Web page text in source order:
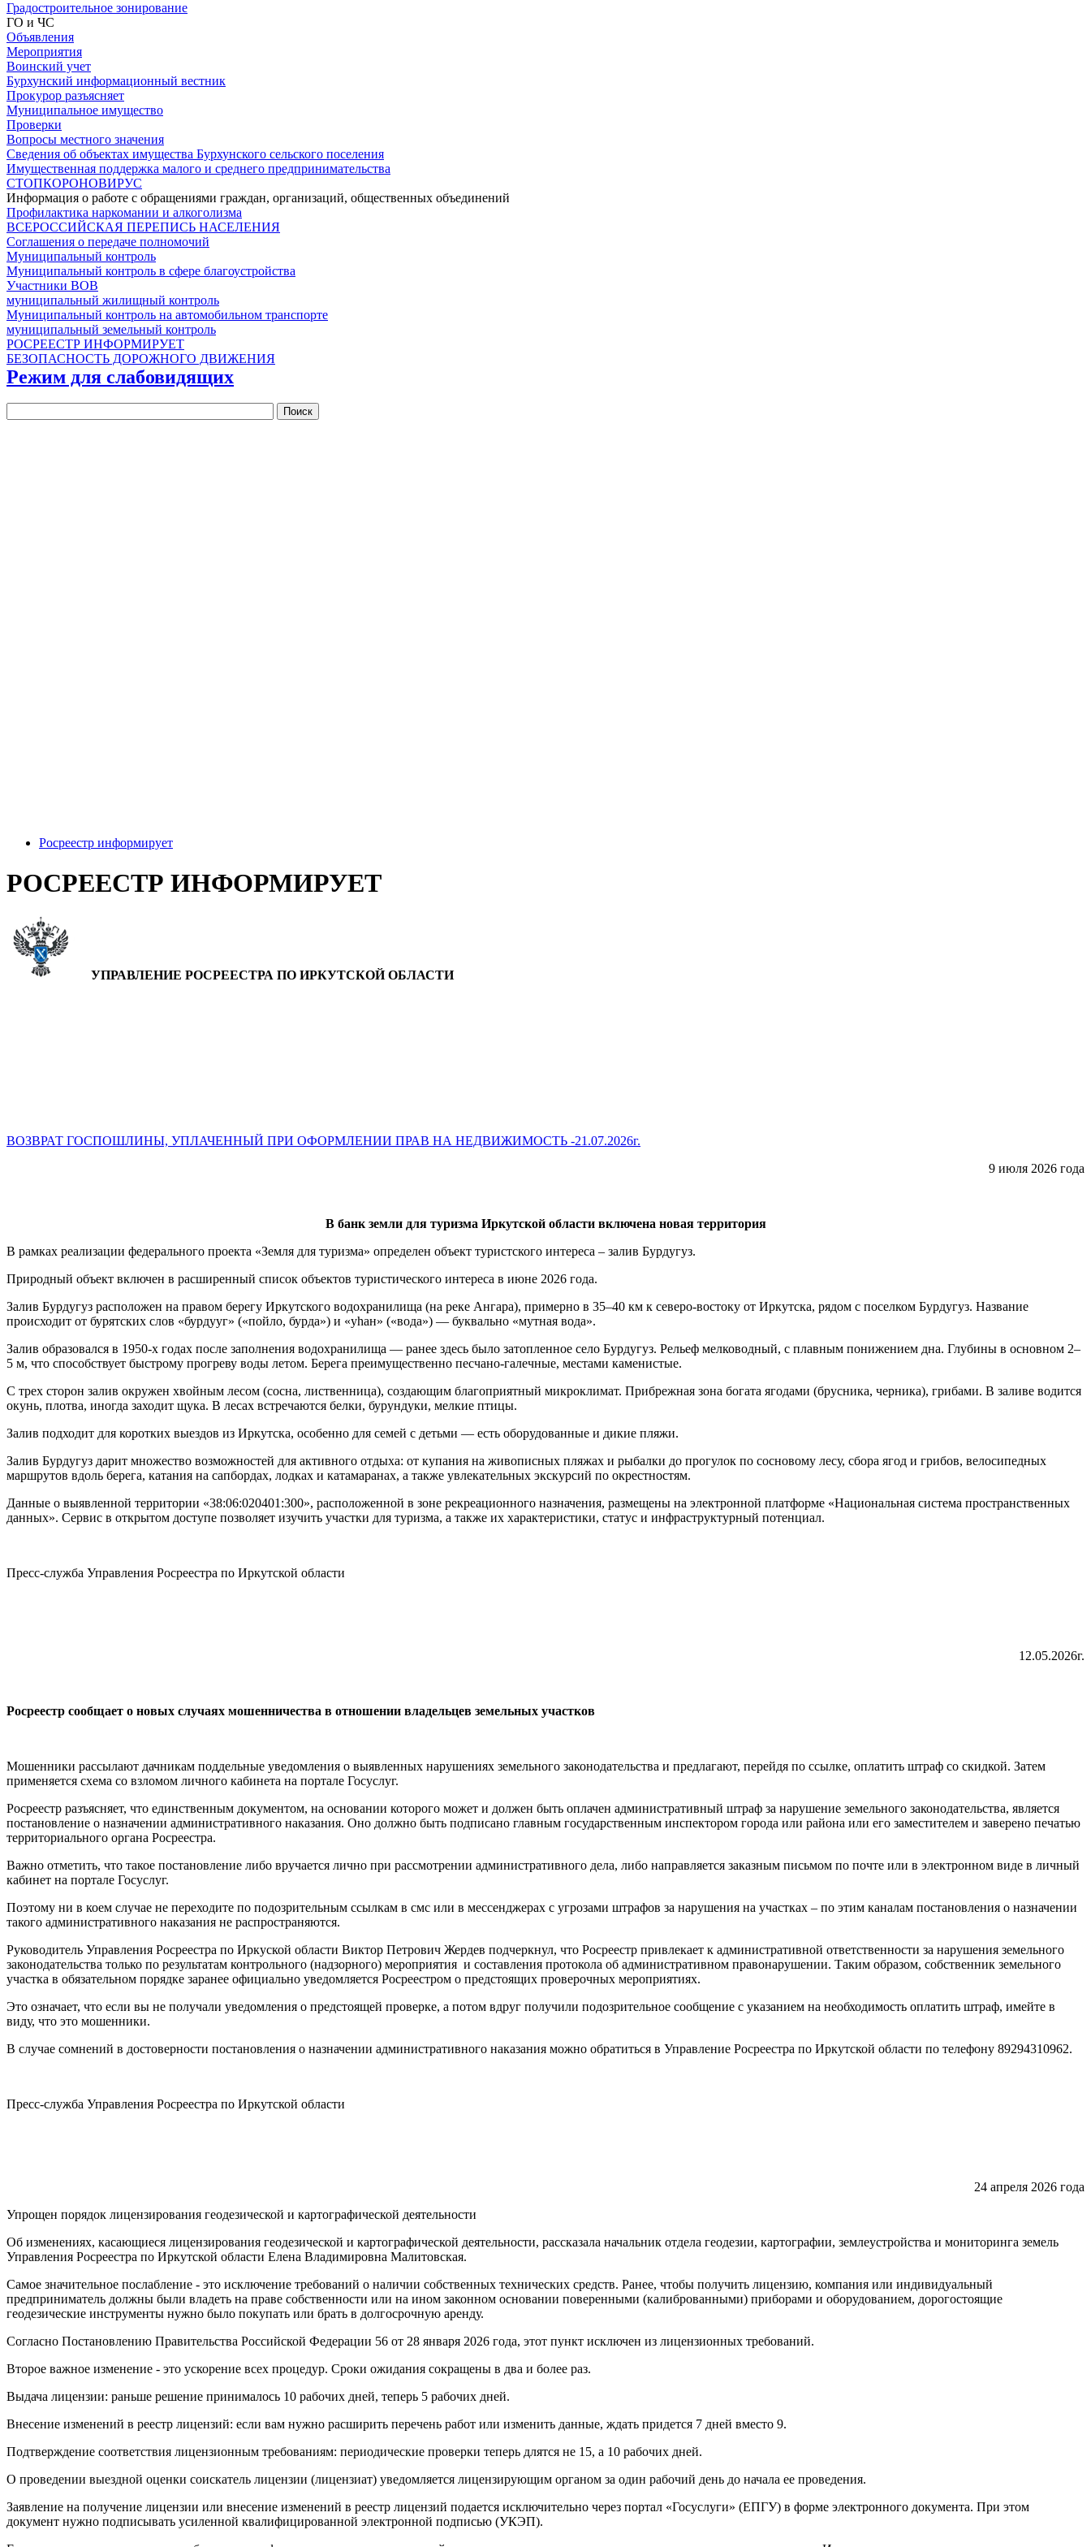
Градостроительное зонирование
ГО и ЧС
Объявления
Мероприятия
Воинский учет
Бурхунский информационный вестник
Прокурор разъясняет
Муниципальное имущество
Проверки
Вопросы местного значения
Сведения об объектах имущества Бурхунского сельского поселения
Имущественная поддержка малого и среднего предпринимательства
СТОПКОРОНОВИРУС
Информация о работе с обращениями граждан, организаций, общественных объединений
Профилактика наркомании и алкоголизма
ВСЕРОССИЙСКАЯ ПЕРЕПИСЬ НАСЕЛЕНИЯ
Соглашения о передаче полномочий
Муниципальный контроль
Муниципальный контроль в сфере благоустройства
Участники ВОВ
муниципальный жилищный контроль
Муниципальный контроль на автомобильном транспорте
муниципальный земельный контроль
РОСРЕЕСТР ИНФОРМИРУЕТ
БЕЗОПАСНОСТЬ ДОРОЖНОГО ДВИЖЕНИЯ
Режим для слабовидящих
Росреестр информирует
РОСРЕЕСТР ИНФОРМИРУЕТ
УПРАВЛЕНИЕ РОСРЕЕСТРА ПО ИРКУТСКОЙ ОБЛАСТИ
ВОЗВРАТ ГОСПОШЛИНЫ, УПЛАЧЕННЫЙ ПРИ ОФОРМЛЕНИИ ПРАВ НА НЕДВИЖИМОСТЬ -21.07.2026г.
9 июля 2026 года
В банк земли для туризма Иркутской области включена новая территория
В рамках реализации федерального проекта «Земля для туризма» определен объект туристского интереса – залив Бурдугуз.
Природный объект включен в расширенный список объектов туристического интереса в июне 2026 года.
Залив Бурдугуз расположен на правом берегу Иркутского водохранилища (на реке Ангара), примерно в 35–40 км к северо‑востоку от Иркутска, рядом с поселком Бурдугуз. Название
происходит от бурятских слов «бурдууг» («пойло, бурда») и «уһан» («вода») — буквально «мутная вода».
Залив образовался в 1950‑х годах после заполнения водохранилища — ранее здесь было затопленное село Бурдугуз. Рельеф мелководный, с плавным понижением дна. Глубины в основном 2–
5 м, что способствует быстрому прогреву воды летом. Берега преимущественно песчано‑галечные, местами каменистые.
С трех сторон залив окружен хвойным лесом (сосна, лиственница), создающим благоприятный микроклимат. Прибрежная зона богата ягодами (брусника, черника), грибами. В заливе водится
окунь, плотва, иногда заходит щука. В лесах встречаются белки, бурундуки, мелкие птицы.
Залив подходит для коротких выездов из Иркутска, особенно для семей с детьми — есть оборудованные и дикие пляжи.
Залив Бурдугуз дарит множество возможностей для активного отдыха: от купания на живописных пляжах и рыбалки до прогулок по сосновому лесу, сбора ягод и грибов, велосипедных
маршрутов вдоль берега, катания на сапбордах, лодках и катамаранах, а также увлекательных экскурсий по окрестностям.
Данные о выявленной территории «38:06:020401:300», расположенной в зоне рекреационного назначения, размещены на электронной платформе «Национальная система пространственных
данных». Сервис в открытом доступе позволяет изучить участки для туризма, а также их характеристики, статус и инфраструктурный потенциал.
Пресс-служба Управления Росреестра по Иркутской области
12.05.2026г.
Росреестр сообщает о новых случаях мошенничества в отношении владельцев земельных участков
Мошенники рассылают дачникам поддельные уведомления о выявленных нарушениях земельного законодательства и предлагают, перейдя по ссылке, оплатить штраф со скидкой. Затем
применяется схема со взломом личного кабинета на портале Госуслуг.
Росреестр разъясняет, что единственным документом, на основании которого может и должен быть оплачен административный штраф за нарушение земельного законодательства, является
постановление о назначении административного наказания. Оно должно быть подписано главным государственным инспектором города или района или его заместителем и заверено печатью
территориального органа Росреестра.
Важно отметить, что такое постановление либо вручается лично при рассмотрении административного дела, либо направляется заказным письмом по почте или в электронном виде в личный
кабинет на портале Госуслуг.
Поэтому ни в коем случае не переходите по подозрительным ссылкам в смс или в мессенджерах с угрозами штрафов за нарушения на участках – по этим каналам постановления о назначении
такого административного наказания не распространяются.
Руководитель Управления Росреестра по Иркуской области Виктор Петрович Жердев подчеркнул, что Росреестр привлекает к административной ответственности за нарушения земельного
законодательства только по результатам контрольного (надзорного) мероприятия и составления протокола об административном правонарушении. Таким образом, собственник земельного
участка в обязательном порядке заранее официально уведомляется Росреестром о предстоящих проверочных мероприятиях.
Это означает, что если вы не получали уведомления о предстоящей проверке, а потом вдруг получили подозрительное сообщение с указанием на необходимость оплатить штраф, имейте в
виду, что это мошенники.
В случае сомнений в достоверности постановления о назначении административного наказания можно обратиться в Управление Росреестра по Иркутской области по телефону 89294310962.
Пресс-служба Управления Росреестра по Иркутской области
24 апреля 2026 года
Упрощен порядок лицензирования геодезической и картографической деятельности
Об изменениях, касающиеся лицензирования геодезической и картографической деятельности, рассказала начальник отдела геодезии, картографии, землеустройства и мониторинга земель
Управления Росреестра по Иркутской области Елена Владимировна Малитовская.
Самое значительное послабление - это исключение требований о наличии собственных технических средств. Ранее, чтобы получить лицензию, компания или индивидуальный
предприниматель должны были владеть на праве собственности или на ином законном основании поверенными (калиброванными) приборами и оборудованием, дорогостоящие
геодезические инструменты нужно было покупать или брать в долгосрочную аренду.
Согласно Постановлению Правительства Российской Федерации 56 от 28 января 2026 года, этот пункт исключен из лицензионных требований.
Второе важное изменение - это ускорение всех процедур. Сроки ожидания сокращены в два и более раз.
Выдача лицензии: раньше решение принималось 10 рабочих дней, теперь 5 рабочих дней.
Внесение изменений в реестр лицензий: если вам нужно расширить перечень работ или изменить данные, ждать придется 7 дней вместо 9.
Подтверждение соответствия лицензионным требованиям: периодические проверки теперь длятся не 15, а 10 рабочих дней.
О проведении выездной оценки соискатель лицензии (лицензиат) уведомляется лицензирующим органом за один рабочий день до начала ее проведения.
Заявление на получение лицензии или внесение изменений в реестр лицензий подается исключительно через портал «Госуслуги» (ЕПГУ) в форме электронного документа. При этом
документ нужно подписывать усиленной квалифицированной электронной подписью (УКЭП).